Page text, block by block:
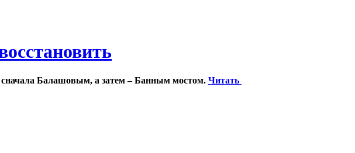
Балашовым, а затем – Банным мостом. Читать